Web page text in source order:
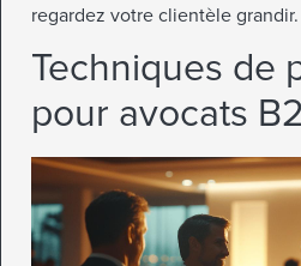
regardez votre clientèle grandir.
Techniques de
pour avocats